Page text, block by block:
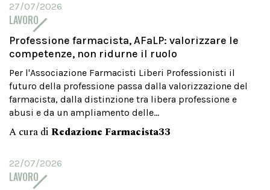
27/07/2026
LAVORO
Professione farmacista, AFaLP: valorizzare le
competenze, non ridurne il ruolo
Per l'Associazione Farmacisti Liberi Professionisti il
futuro della professione passa dalla valorizzazione del
farmacista, dalla distinzione tra libera professione e
abusi e da un ampliamento delle...
A cura di Redazione Farmacista33
22/07/2026
LAVORO